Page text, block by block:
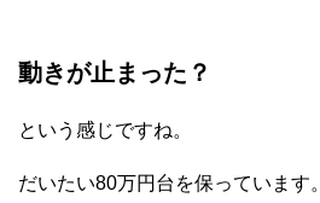
動きが止まった？
という感じですね。
だいたい80万円台を保っています。